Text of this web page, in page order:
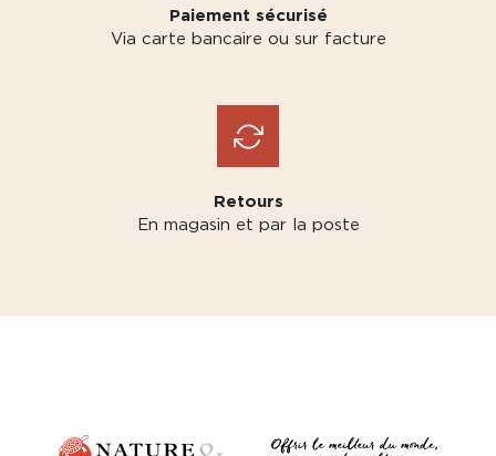
Paiement sécurisé
Via carte bancaire ou sur facture
Retours
En magasin et par la poste